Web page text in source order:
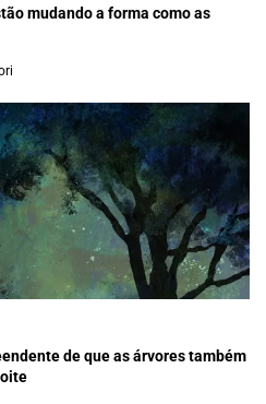
mudando a forma como as
de que as árvores também